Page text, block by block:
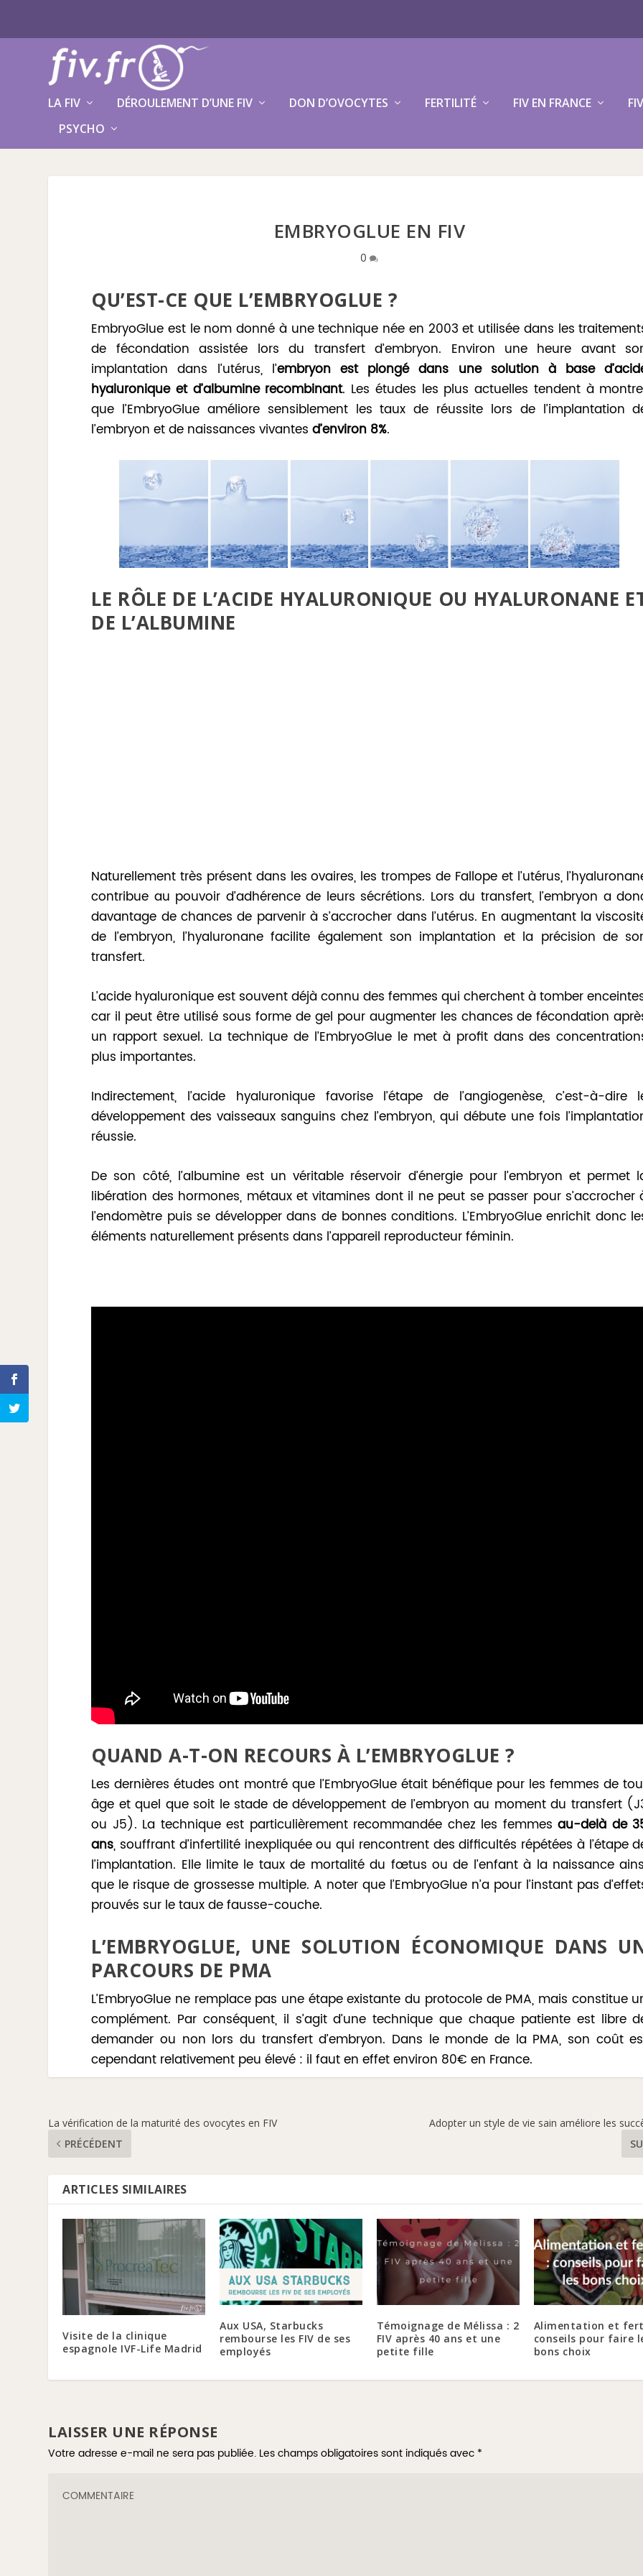
LA FIV DÉROULEMENT D’UNE FIV DON D’OVOCYTES FERTILITÉ FIV EN FRANCE
PSYCHO
EMBRYOGLUE EN FIV
0
QU’EST-CE QUE L’EMBRYOGLUE ?
EmbryoGlue est le nom donné à une technique née en 2003 et utilisée dans les
de fécondation assistée lors du transfert d’embryon. Environ une heure avant
implantation dans l’utérus, l’embryon est plongé dans une solution à base
hyaluronique et d’albumine recombinant. Les études les plus actuelles tendent à
que l’EmbryoGlue améliore sensiblement les taux de réussite lors de l’implantation
l’embryon et de naissances vivantesd’environ 8%.
LE RÔLE DE L’ACIDE HYALURONIQUE OU HYALURONANE
DE L’ALBUMINE
Naturellement très présent dans les ovaires, les trompes de Fallope et l’utérus,
contribue au pouvoir d’adhérence de leurs sécrétions. Lors du transfert, l’embryon a
davantage de chances de parvenir à s’accrocher dans l’utérus. En augmentant la
de l’embryon, l’hyaluronane facilite également son implantation et la précision de
transfert.
L’acide hyaluronique est souvent déjà connu des femmes qui cherchent à tomber
car il peut être utilisé sous forme de gel pour augmenter les chances de fécondation
un rapport sexuel. La technique de l’EmbryoGlue le met à profit dans des
plus importantes.
Indirectement, l’acide hyaluronique favorise l’étape de l’angiogenèse, c’est-à-dire
développement des vaisseaux sanguins chez l’embryon, qui débute une fois
réussie.
De son côté, l’albumine est un véritable réservoir d’énergie pour l’embryon et permet
libération des hormones, métaux et vitamines dont il ne peut se passer pour s’accrocher
l’endomètre puis se développer dans de bonnes conditions. L’EmbryoGlue enrichit donc
éléments naturellement présents dans l’appareil reproducteur féminin.
QUAND A-T-ON RECOURS À L’EMBRYOGLUE ?
Les dernières études ont montré que l’EmbryoGlue était bénéfique pour les femmes de
âge et quel que soit le stade de développement de l’embryon au moment du transfert
ou J5). La technique est particulièrement recommandée chez les femmesau-delà de
ans, souffrant d’infertilité inexpliquée ou qui rencontrent des difficultés répétées à l’étape
l’implantation. Elle limite le taux de mortalité du fœtus ou de l’enfant à la naissance
que le risque de grossesse multiple. A noter que l’EmbryoGlue n’a pour l’instant pas
prouvés sur le taux de fausse-couche.
L’EMBRYOGLUE, UNE SOLUTION ÉCONOMIQUE DANS
PARCOURS DE PMA
L’EmbryoGlue ne remplace pas une étape existante du protocole de PMA, mais constitue
complément. Par conséquent, il s’agit d’une technique que chaque patiente est libre
demander ou non lors du transfert d’embryon. Dans le monde de la PMA, son coût
cependant relativement peu élevé : il faut en effet environ 80€ en France.
La vérification de la maturité des ovocytes en FIV
PRÉCÉDENT
Adopter un style de vie sain améliore les
ARTICLES SIMILAIRES
Visite de la clinique
espagnole IVF-Life Madrid
Aux USA, Starbucks
rembourse les FIV de ses
employés
Témoignage de Mélissa : 2
FIV après 40 ans et une
petite fille
Alimentation et
conseils pour faire
bons choix
LAISSER UNE RÉPONSE
Votre adresse e-mail ne sera pas publiée. Les champs obligatoires sont indiqués avec *